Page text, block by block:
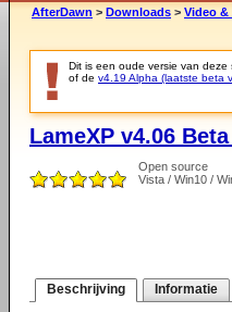
AfterDawn > Downloads > Video
Dit is een oude versie van deze
of de v4.19 Alpha (laatste beta
LameXP v4.06
Open source
Vista / Win10 /
Beschrijving Informatie